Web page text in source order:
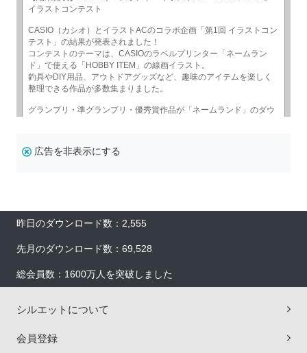
広告を非表示にする
昨日のダウンロード数：2,555
先月のダウンロード数：69,528
総会員数：1600万人を突破しました
シルエットについて
会員登録